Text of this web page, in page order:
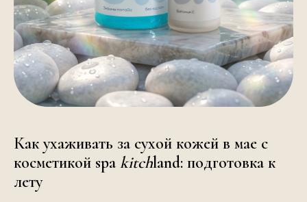
Как ухаживать за сухой кожей в мае с
косметикой spa kitchland: подготовка к
лету